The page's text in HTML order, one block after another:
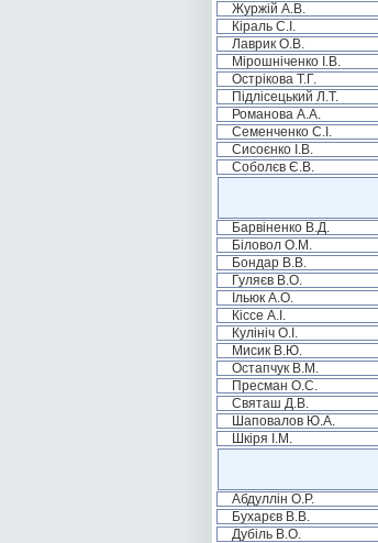
Журжій А.В.
Кіраль С.І.
Лаврик О.В.
Мірошніченко І.В.
Острікова Т.Г.
Підлісецький Л.Т.
Романова А.А.
Семенченко С.І.
Сисоєнко І.В.
Соболєв Є.В.
Барвіненко В.Д.
Біловол О.М.
Бондар В.В.
Гуляєв В.О.
Ільюк А.О.
Кіссе А.І.
Кулініч О.І.
Мисик В.Ю.
Остапчук В.М.
Пресман О.С.
Святаш Д.В.
Шаповалов Ю.А.
Шкіря І.М.
Абдуллін О.Р.
Бухарєв В.В.
Дубіль В.О.